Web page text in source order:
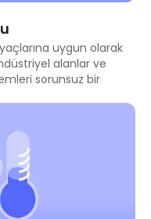
uygun olarak
alanlar ve
sorunsuz bir